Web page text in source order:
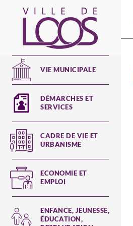
principal
Main
navigation
VIE MUNICIPALE
DÉMARCHES ET
SERVICES
CADRE DE VIE ET
URBANISME
ECONOMIE ET
EMPLOI
ENFANCE, JEUNESSE,
ÉDUCATION,